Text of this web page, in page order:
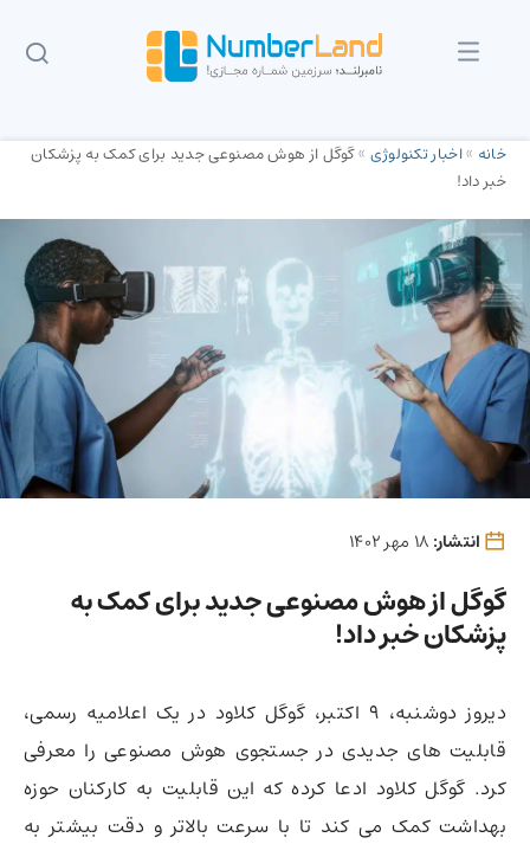
خانه »اخبار تکنولوژی »گوگل از هوش مصنوعی جدید برای کمک به پزشکان
خبر داد!
انتشار:
گوگل از هوش مصنوعی جدید برای کمک به
پزشکان خبر داد!
دیروز دوشنبه، 9 اکتبر، گوگل کلاود در یک اعلامیه رسمی،
قابلیت های جدیدی در جستجوی هوش مصنوعی را معرفی
کرد. گوگل کلاود ادعا کرده که این قابلیت به کارکنان حوزه
بهداشت کمک می کند تا با سرعت بالاتر و دقت بیشتر به